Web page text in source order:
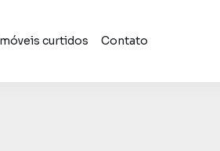
curtidos Contato